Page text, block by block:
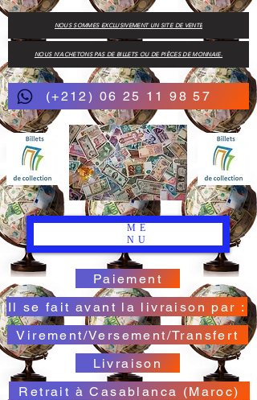
(+212) 06 25 11 98 57
ME
NU
Paiement
Virement/Versement/Transfert
Livraison
Retrait à Casablanca (Maroc)
Il se fait avant la livraison par :
NOUS N'ACHETONS PAS DE BILLETS OU DE PIÈCES DE MONNAIE.
NOUS SOMMES EXCLUSIVEMENT UN SITE DE VENTE